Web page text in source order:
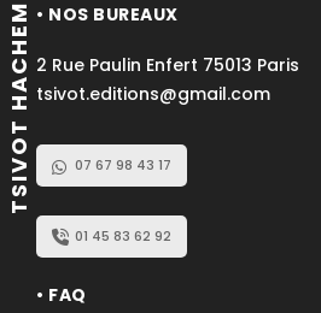
TSIVOT HACHEM • NOS BUREAUX
2 Rue Paulin Enfert 75013 Paris
tsivot.editions@gmail.com
07 67 98 43 17
01 45 83 62 92
• FAQ